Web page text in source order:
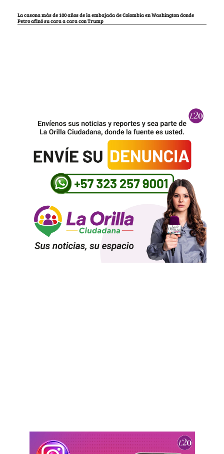
La casona más de 100 años de la embajada de Colombia en Washington donde
Petro afinó su cara a cara con Trump